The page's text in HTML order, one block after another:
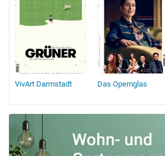
VivArt Darmstadt Das Opernglas